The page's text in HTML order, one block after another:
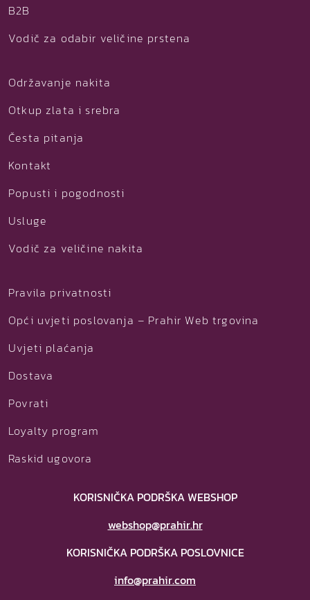
B2B
Vodič za odabir veličine prstena
Održavanje nakita
Otkup zlata i srebra
Česta pitanja
Kontakt
Popusti i pogodnosti
Usluge
Vodič za veličine nakita
Pravila privatnosti
Opći uvjeti poslovanja – Prahir Web trgovina
Uvjeti plaćanja
Dostava
Povrati
Loyalty program
Raskid ugovora
KORISNIČKA PODRŠKA WEBSHOP
webshop@prahir.hr
KORISNIČKA PODRŠKA POSLOVNICE
info@prahir.com